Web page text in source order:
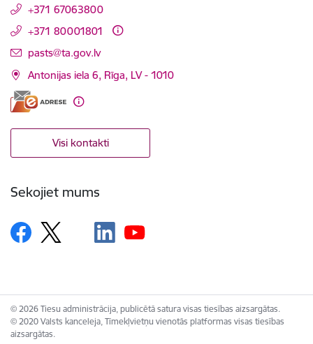
+371 67063800
+371 80001801
E-pasts:
pasts@ta.gov.lv
Antonijas iela 6, Rīga, LV - 1010
Visi kontakti
Sekojiet mums
© 2026 Tiesu administrācija, publicētā satura visas tiesības aizsargātas.
© 2020 Valsts kanceleja, Tīmekļvietņu vienotās platformas visas tiesības
aizsargātas.